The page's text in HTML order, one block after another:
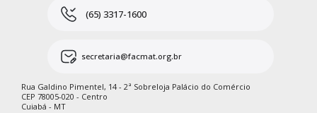
(65) 3317-1600
secretaria@facmat.org.br
Rua Galdino Pimentel, 14 - 2ª Sobreloja Palácio do Comércio
CEP 78005-020 - Centro
Cuiabá - MT